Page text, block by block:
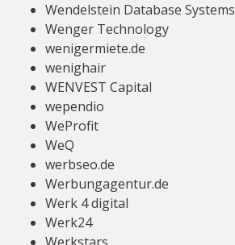
Wendelstein Database Systems
Wenger Technology
wenigermiete.de
wenighair
WENVEST Capital
wependio
WeProfit
WeQ
werbseo.de
Werbungagentur.de
Werk 4 digital
Werk24